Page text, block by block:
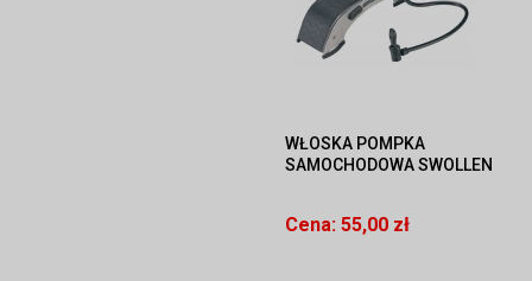
WŁOSKA POMPKA
SAMOCHODOWA SWOLLEN
Cena: 55,00 zł